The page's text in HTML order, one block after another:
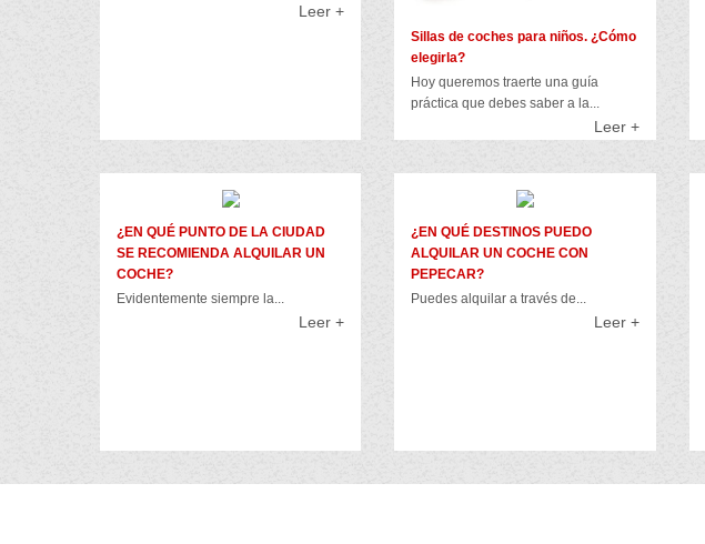
Leer +
Sillas de coches para niños. ¿Cómo
elegirla?
Hoy queremos traerte una guía
práctica que debes saber a la...
Leer +
¿EN QUÉ PUNTO DE LA CIUDAD
SE RECOMIENDA ALQUILAR UN
COCHE?
Evidentemente siempre la...
Leer +
¿EN QUÉ DESTINOS PUEDO
ALQUILAR UN COCHE CON
PEPECAR?
Puedes alquilar a través de...
Leer +